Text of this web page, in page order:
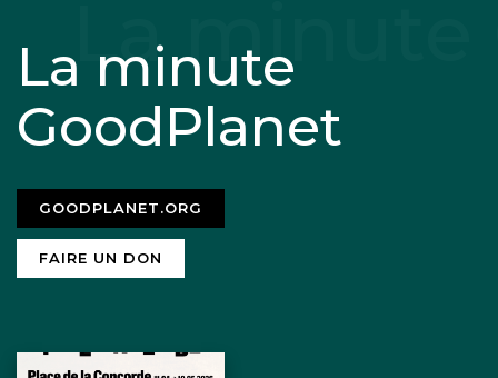
La minute
GoodPlanet
GOODPLANET.ORG
FAIRE UN DON